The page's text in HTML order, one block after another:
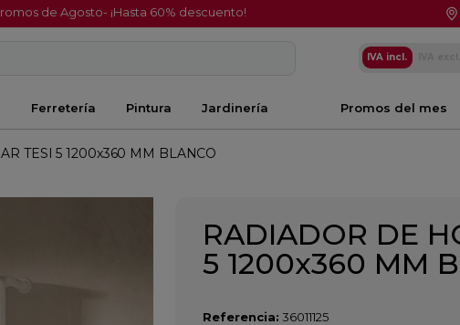
de Agosto- ¡Hasta 60% descuento!
IVA incl.
Ferretería Pintura Jardinería Promos del mes
TESI 5 1200x360 MM BLANCO
RADIADOR DE
5 1200x360 MM
Referencia: 36011125